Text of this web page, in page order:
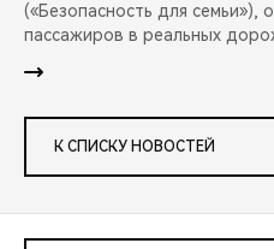
(«Безопасность для семьи»),
пассажиров в реальных
К СПИСКУ НОВОСТЕЙ